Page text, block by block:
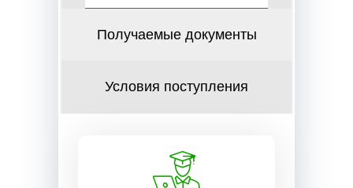
Получаемые документы
Условия поступления